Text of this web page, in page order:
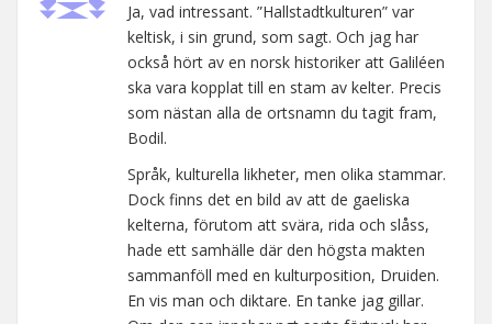
Ja, vad intressant. ”Hallstadtkulturen” var
keltisk, i sin grund, som sagt. Och jag har
också hört av en norsk historiker att Galiléen
ska vara kopplat till en stam av kelter. Precis
som nästan alla de ortsnamn du tagit fram,
Bodil.
Språk, kulturella likheter, men olika stammar.
Dock finns det en bild av att de gaeliska
kelterna, förutom att svära, rida och slåss,
hade ett samhälle där den högsta makten
sammanföll med en kulturposition, Druiden.
En vis man och diktare. En tanke jag gillar.